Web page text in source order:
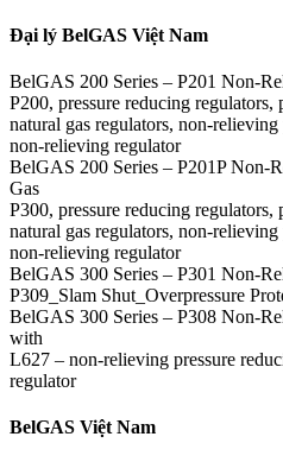
Đại lý BelGAS Việt Nam
BelGAS 200 Series – P201 Non-
P200, pressure reducing regulators,
natural gas regulators, non-
non-relieving regulator
BelGAS 200 Series – P201P Non-
Gas
P300, pressure reducing regulators,
natural gas regulators, non-
non-relieving regulator
BelGAS 300 Series – P301 Non-
P309_Slam Shut_Overpressure
BelGAS 300 Series – P308 Non-
with
L627 – non-relieving pressure
regulator
BelGAS Việt Nam